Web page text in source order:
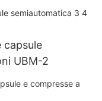
dura del
automatica
capsule
UBM-2